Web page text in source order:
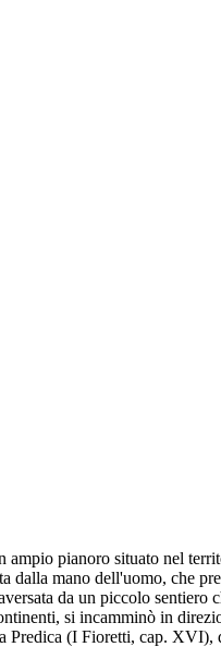
pianoro situato nel
mano dell'uomo, che
da un piccolo sentiero
si incamminò in
Predica (I Fioretti, cap.